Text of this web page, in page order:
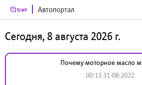
Автопортал
Сегодня, 8 августа 2026 г.
Почему моторное масло
00:13 31-08-2022